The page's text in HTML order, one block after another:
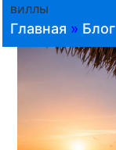
виллы
Главная » Блог